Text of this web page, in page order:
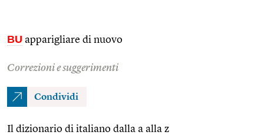
BU apparigliare di nuovo
Correzioni e suggerimenti
Condividi
Il dizionario di italiano dalla a alla z